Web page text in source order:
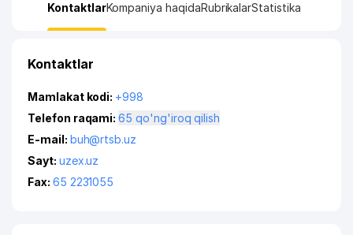
KontaktlarKompaniya haqidaRubrikalarStatistika
Kontaktlar
Mamlakat kodi: +998
Telefon raqami:
65 qo'ng'iroq qilish
E-mail: buh@rtsb.uz
Sayt: uzex.uz
Fax: 65 2231055